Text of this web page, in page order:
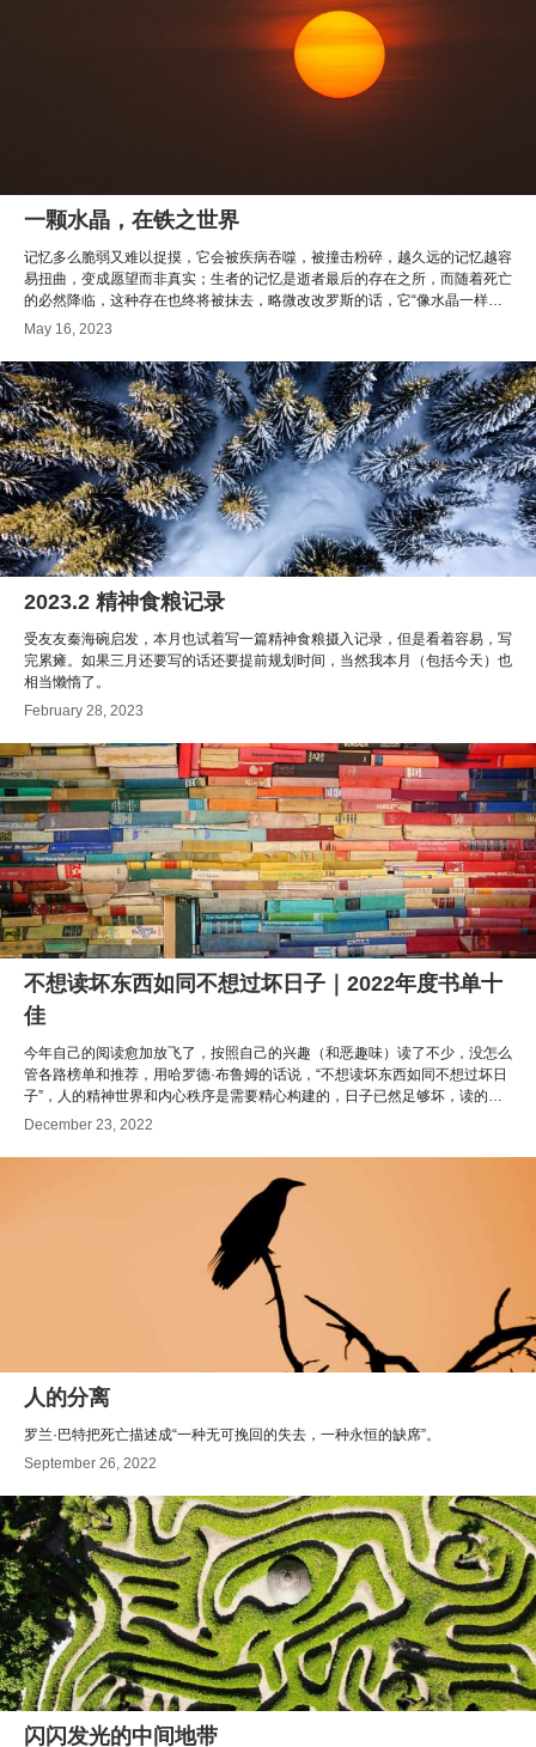
一颗水晶，在铁之世界
记忆多么脆弱又难以捉摸，它会被疾病吞噬，被撞击粉碎，越久远的记忆越容
易扭曲，变成愿望而非真实；生者的记忆是逝者最后的存在之所，而随着死亡
的必然降临，这种存在也终将被抹去，略微改改罗斯的话，它“像水晶一样挂
在这铜墙铁壁的世界”。
May 16, 2023
2023.2 精神食粮记录
受友友秦海碗启发，本月也试着写一篇精神食粮摄入记录，但是看着容易，写
完累瘫。如果三月还要写的话还要提前规划时间，当然我本月（包括今天）也
相当懒惰了。
February 28, 2023
不想读坏东西如同不想过坏日子｜2022年度书单十
佳
今年自己的阅读愈加放飞了，按照自己的兴趣（和恶趣味）读了不少，没怎么
管各路榜单和推荐，用哈罗德·布鲁姆的话说，“不想读坏东西如同不想过坏日
子”，人的精神世界和内心秩序是需要精心构建的，日子已然足够坏，读的书
几乎构成自我的一部分，今年给自己挑的书大体上挺满意的，选出来的Top10
December 23, 2022
人的分离
罗兰·巴特把死亡描述成“一种无可挽回的失去，一种永恒的缺席”。
September 26, 2022
闪闪发光的中间地带